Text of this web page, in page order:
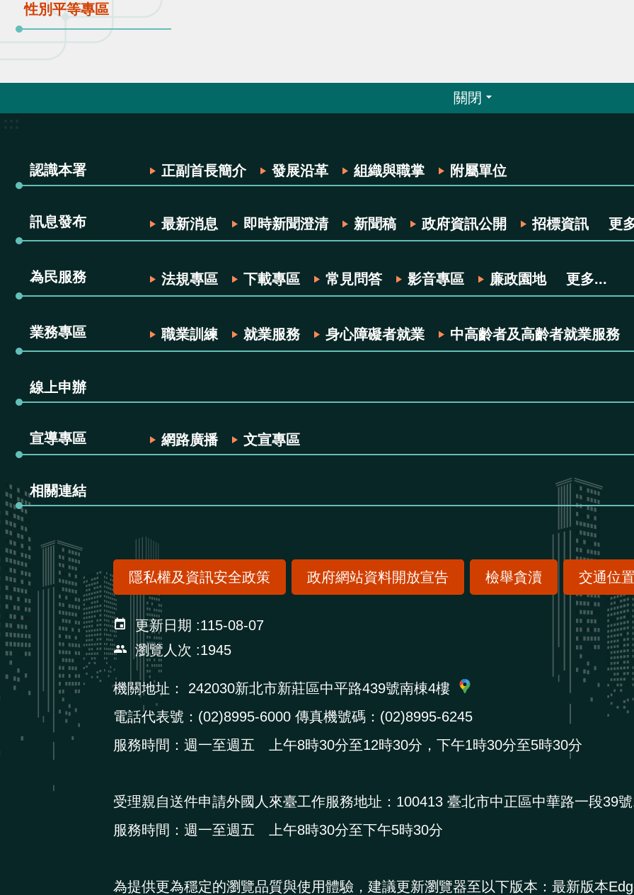
性別平等專區
關閉
認識本署 正副首長簡介 發展沿革 組織與職掌 附屬單位
訊息發布 最新消息 即時新聞澄清 新聞稿 政府資訊公開 招標資訊 更
為民服務 法規專區 下載專區 常見問答 影音專區 廉政園地 更多...
業務專區 職業訓練 就業服務 身心障礙者就業 中高齡者及高齡者就業服務
線上申辦
宣導專區 網路廣播 文宣專區
相關連結
隱私權及資訊安全政策 政府網站資料開放宣告 檢舉貪瀆 交通位
更新日期
115-08-07
瀏覽人次
1945
機關地址：
242030新北市新莊區中平路439號南棟4樓
電話代表號：(02)8995-6000 傳真機號碼：(02)8995-6245
服務時間：週一至週五 上午8時30分至12時30分，下午1時30分至5時30分
受理親自送件申請外國人來臺工作服務地址： 100413 臺北市中正區中華路一段39
服務時間：週一至週五 上午8時30分至下午5時30分
為提供更為穩定的瀏覽品質與使用體驗，建議更新瀏覽器至以下版本：最新版本